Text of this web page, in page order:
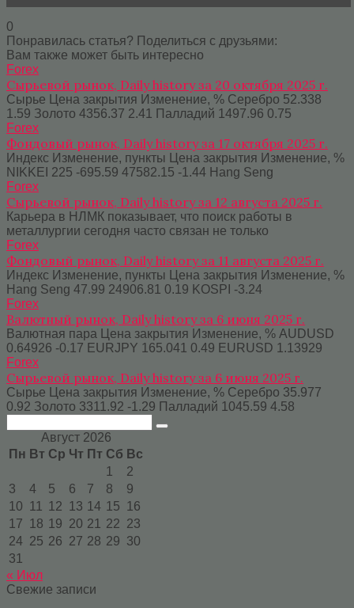
0
Понравилась статья? Поделиться с друзьями:
Вам также может быть интересно
Forex
Сырьевой рынок, Daily history за 20 октября 2025 г.
Сырье Цена закрытия Изменение, % Серебро 52.338
1.59 Золото 4356.37 2.41 Палладий 1497.96 0.75
Forex
Фондовый рынок, Daily history за 17 октября 2025 г.
Индекс Изменение, пункты Цена закрытия Изменение, %
NIKKEI 225 -695.59 47582.15 -1.44 Hang Seng
Forex
Сырьевой рынок, Daily history за 12 августа 2025 г.
Карьера в НЛМК показывает, что поиск работы в
металлургии сегодня часто связан не только
Forex
Фондовый рынок, Daily history за 11 августа 2025 г.
Индекс Изменение, пункты Цена закрытия Изменение, %
Hang Seng 47.99 24906.81 0.19 KOSPI -3.24
Forex
Валютный рынок, Daily history за 6 июня 2025 г.
Валютная пара Цена закрытия Изменение, % AUDUSD
0.64926 -0.17 EURJPY 165.041 0.49 EURUSD 1.13929
Forex
Сырьевой рынок, Daily history за 6 июня 2025 г.
Сырье Цена закрытия Изменение, % Серебро 35.977
0.92 Золото 3311.92 -1.29 Палладий 1045.59 4.58
Август 2026
Пн Вт Ср Чт Пт Сб Вс
1
2
3
4 5 6 7 8
9
10 11 12 13 14 15 16
17 18 19 20 21 22 23
24 25 26 27 28 29 30
31
« Июл
Свежие записи